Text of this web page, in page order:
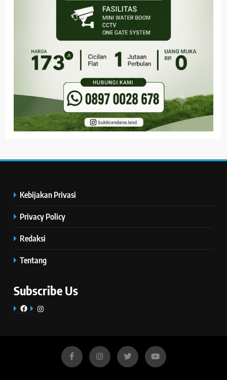
Kebijakan Privasi
Privacy Policy
Redaksi
Tentang
Subscribe Us
FacebookInstagram